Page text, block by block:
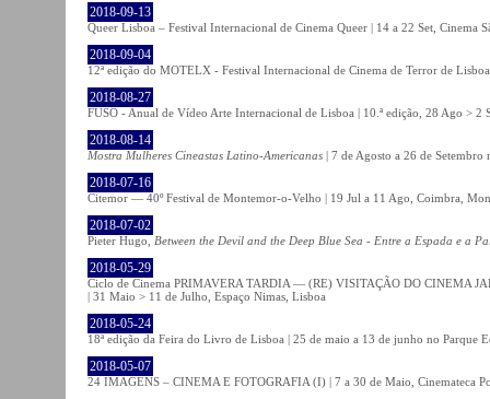
2018-09-13
Queer Lisboa – Festival Internacional de Cinema Queer | 14 a 22 Set, Cinema
2018-09-04
12ª edição do MOTELX - Festival Internacional de Cinema de Terror de
2018-08-27
FUSO - Anual de Vídeo Arte Internacional de Lisboa | 10.ª edição, 28 Ago > 2
2018-08-14
Mostra Mulheres Cineastas Latino-Americanas | 7 de Agosto a 26 de Setembro
2018-07-16
Citemor — 40º Festival de Montemor-o-Velho | 19 Jul a 11 Ago, Coimbra,
2018-07-02
Pieter Hugo, Between the Devil and the Deep Blue Sea - Entre a Espada e a
2018-05-29
Ciclo de Cinema PRIMAVERA TARDIA — (RE) VISITAÇÃO DO CINEMA
| 31 Maio > 11 de Julho, Espaço Nimas, Lisboa
2018-05-24
18ª edição da Feira do Livro de Lisboa | 25 de maio a 13 de junho no Parque
2018-05-07
24 IMAGENS – CINEMA E FOTOGRAFIA (I) | 7 a 30 de Maio, Cinemateca